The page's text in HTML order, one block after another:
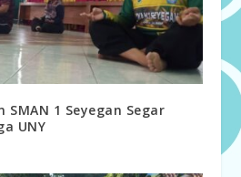
SMAN 1 Seyegan Segar
UNY